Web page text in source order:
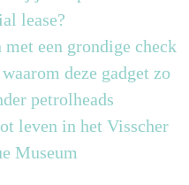
lease?
een grondige check
deze gadget zo
petrolheads
leven in het Visscher
Museum